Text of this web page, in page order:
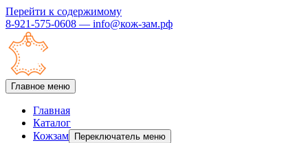
Перейти к содержимому
8-921-575-0608 — info@кож-зам.рф
Главное меню
Главная
Каталог
Кожзам
Переключатель меню